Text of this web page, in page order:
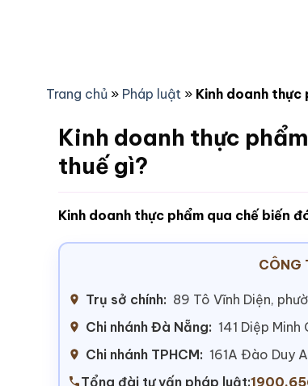
Trang chủ » Pháp luật » Kinh doanh thực
Kinh doanh thực
thuế gì?
Kinh doanh thực phẩm qua chế biến
CÔNG
Trụ sở chính: 89 Tô Vĩnh Diện,
Chi nhánh Đà Nẵng: 141 Diệp
Chi nhánh TPHCM: 161A Đào Duy
Tổng đài tư vấn pháp luật: